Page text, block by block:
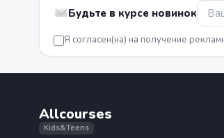
Будьте в курсе новинок
Я согласен(на) на получение
Allcourses
Kids&Teens